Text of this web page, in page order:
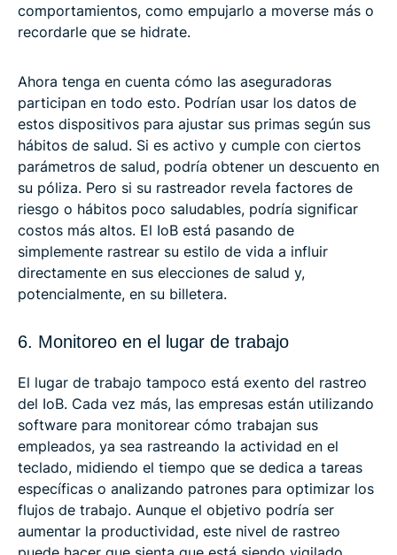
comportamientos, como empujarlo a moverse más o
recordarle que se hidrate.
Ahora tenga en cuenta cómo las aseguradoras
participan en todo esto. Podrían usar los datos de
estos dispositivos para ajustar sus primas según sus
hábitos de salud. Si es activo y cumple con ciertos
parámetros de salud, podría obtener un descuento en
su póliza. Pero si su rastreador revela factores de
riesgo o hábitos poco saludables, podría significar
costos más altos. El IoB está pasando de
simplemente rastrear su estilo de vida a influir
directamente en sus elecciones de salud y,
potencialmente, en su billetera.
6. Monitoreo en el lugar de trabajo
El lugar de trabajo tampoco está exento del rastreo
del IoB. Cada vez más, las empresas están utilizando
software para monitorear cómo trabajan sus
empleados, ya sea rastreando la actividad en el
teclado, midiendo el tiempo que se dedica a tareas
específicas o analizando patrones para optimizar los
flujos de trabajo. Aunque el objetivo podría ser
aumentar la productividad, este nivel de rastreo